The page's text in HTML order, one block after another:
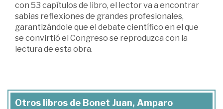
con 53 capítulos de libro, el lector va a encontrar
sabias reflexiones de grandes profesionales,
garantizándole que el debate científico en el que
se convirtió el Congreso se reproduzca con la
lectura de esta obra.
Otros libros de Bonet Juan, Amparo